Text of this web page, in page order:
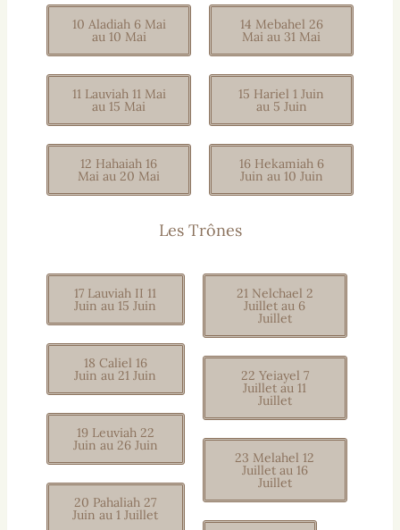
10 Aladiah 6 Mai
au 10 Mai
11 Lauviah 11 Mai
au 15 Mai
12 Hahaiah 16
Mai au 20 Mai
14 Mebahel 26
Mai au 31 Mai
15 Hariel 1 Juin
au 5 Juin
16 Hekamiah 6
Juin au 10 Juin
Les Trônes
17 Lauviah II 11
Juin au 15 Juin
18 Caliel 16
Juin au 21 Juin
19 Leuviah 22
Juin au 26 Juin
20 Pahaliah 27
Juin au 1 Juillet
21 Nelchael 2
Juillet au 6
Juillet
22 Yeiayel 7
Juillet au 11
Juillet
23 Melahel 12
Juillet au 16
Juillet